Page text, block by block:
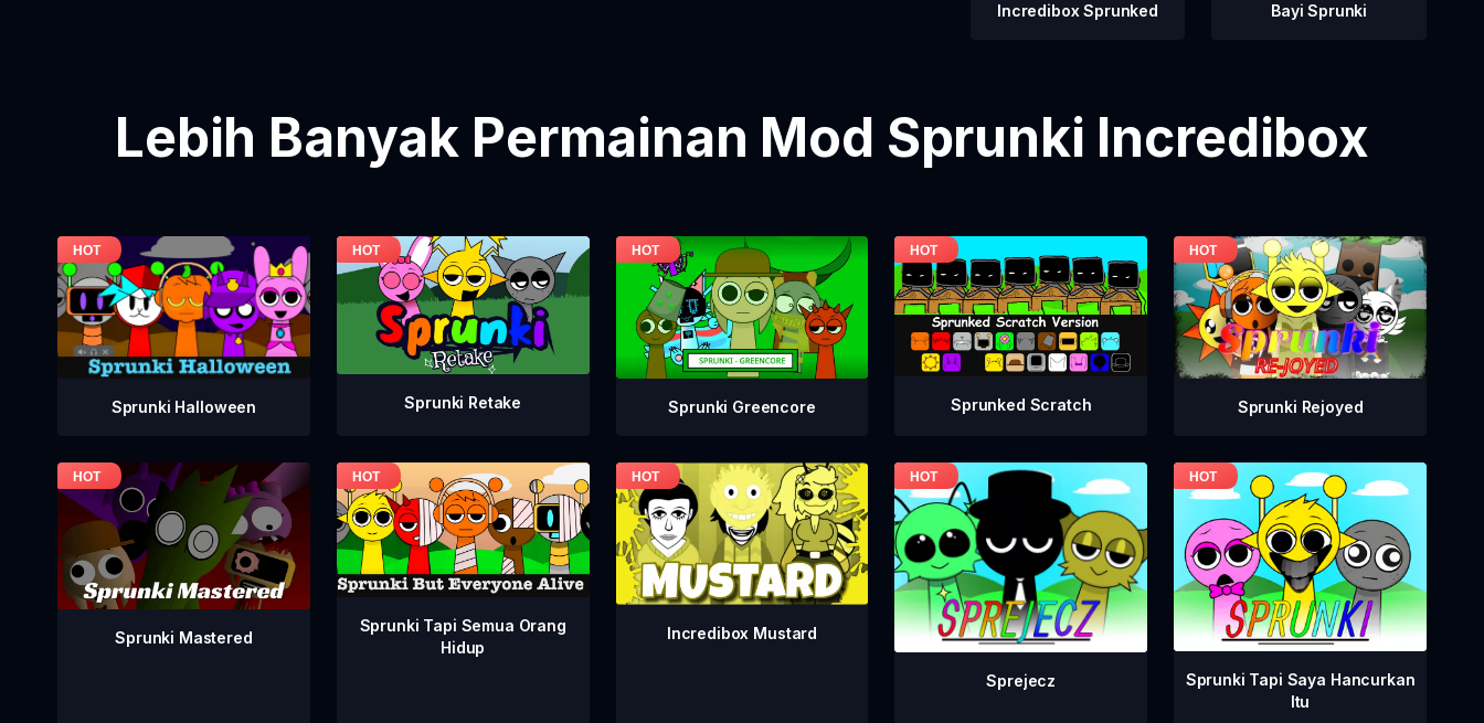
Incredibox Sprunked Bayi Sprunki
Lebih Banyak Permainan Mod Sprunki Incredibox
Sprunki Halloween Sprunki Retake Sprunki Greencore Sprunked Scratch Sprunki Rejoyed
Sprunki Mastered
Sprunki Tapi Semua Orang
Hidup
Incredibox Mustard
Sprejecz
Sprunki Tapi Saya Hancurkan
Itu